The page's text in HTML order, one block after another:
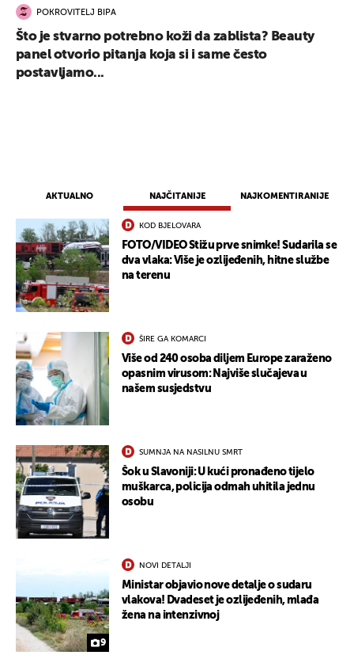
AKTUALNO NAJČITANIJE NAJKOMENTIRANIJE
KOD BJELOVARA
FOTO/VIDEO Stižu prve snimke! Sudarila se
dva vlaka: Više je ozlijeđenih, hitne službe
na terenu
ŠIRE GA KOMARCI
Više od 240 osoba diljem Europe zaraženo
opasnim virusom: Najviše slučajeva u
našem susjedstvu
SUMNJA NA NASILNU SMRT
Šok u Slavoniji: U kući pronađeno tijelo
muškarca, policija odmah uhitila jednu
osobu
9
NOVI DETALJI
Ministar objavio nove detalje o sudaru
vlakova! Dvadeset je ozlijeđenih, mlađa
žena na intenzivnoj
POKROVITELJ BIPA
Što je stvarno potrebno koži da zablista? Beauty
panel otvorio pitanja koja si i same često
postavljamo...